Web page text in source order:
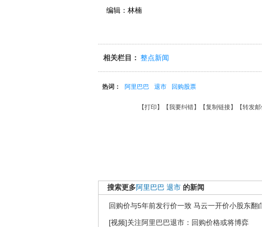
编辑：林楠
相关栏目： 整点新闻
热词： 阿里巴巴 退市 回购股票
【打印 】【我要纠错】【复制链接】【转发
搜索更多阿里巴巴 退市 的新闻
回购价与5年前发行价一致 马云一开价小股东翻
[视频]关注阿里巴巴退市：回购价格或将博弈